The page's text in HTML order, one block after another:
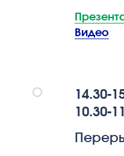
Видео
14.30-
10.30-